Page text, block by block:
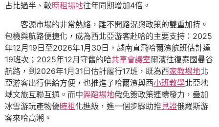
占比過半、較時租場地往年同期增加4倍。
客源市場的非常熱絡，離不開路況與政策的雙重加持。
包機與航路便捷化，成為西北亞游客赴哈的主要支持：2025
年12月19日至2026年1月30日，越南直飛哈爾濱航班估計達
19班次；2025年12月守舊的哈共享會議室爾濱往復泰國曼谷
航路，到2026年1月31日估計履行17班，既為西家教場地北
亞游客出行供給方便，也推進了哈爾濱與西小班教學北亞地
域文旅互聯互通。而中舞蹈場地俄免簽政策連續發力，疊加
冰雪游玩產物優時租化進級，進一個步驟助推 見證俄羅斯游
客來哈高潮。